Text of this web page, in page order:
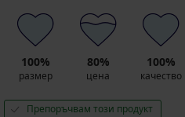
100%
размер
80%
цена
100%
качество
Препоръчвам този продукт